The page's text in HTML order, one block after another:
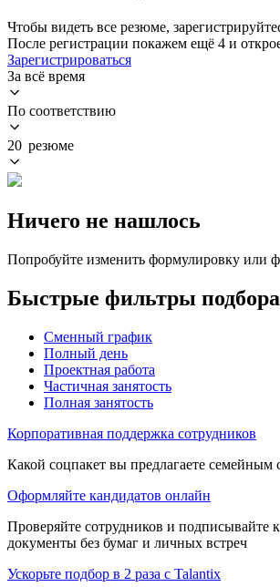
Чтобы видеть все резюме,
После регистрации покажем ещё 4 и
Зарегистрироваться
За всё время
По соответствию
20 резюме
Ничего не нашлось
Попробуйте изменить формулировку или
Быстрые фильтры
Сменный график
Полный день
Проектная работа
Частичная занятость
Полная занятость
Корпоративная поддержка сотрудников
Какой соцпакет вы предлагаете семейным
Оформляйте кандидатов онлайн
Проверяйте сотрудников и подписывайте
документы без бумаг и личных встреч
Ускорьте подбор в 2 раза с Talantix